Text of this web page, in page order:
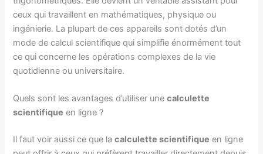
ceux qui travaillent en mathématiques, physique ou
ingénierie. La plupart de ces appareils sont dotés d’un
mode de calcul scientifique qui simplifie énormément tout
ce qui concerne les opérations complexes de la vie
quotidienne ou universitaire.
Quels sont les avantages d’utiliser unecalculette
scientifique en ligne ?
Il faut voir aussi ce que lacalculette scientifique en ligne